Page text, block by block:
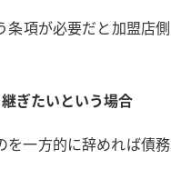
条項が必要だと加盟店側
ぎたいという場合
を一方的に辞めれば債務